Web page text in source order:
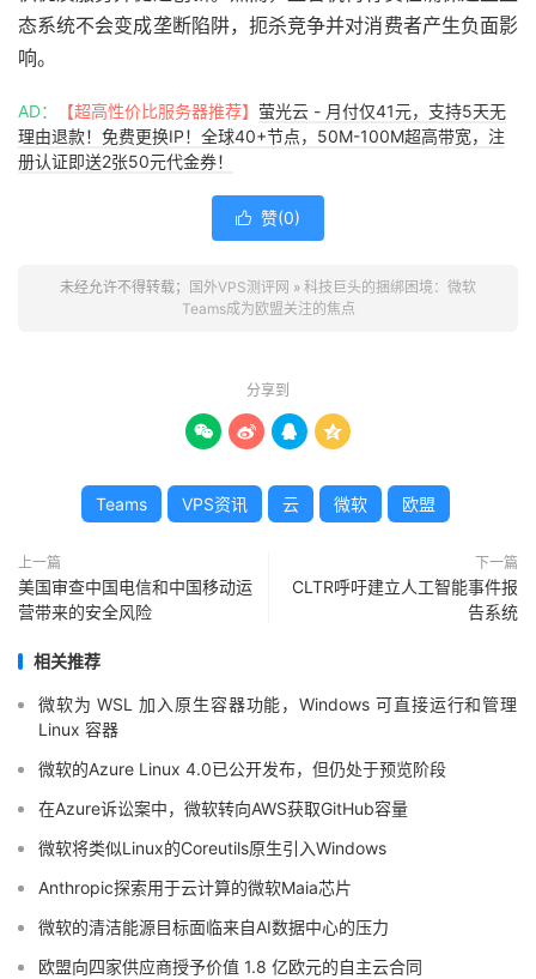
态系统不会变成垄断陷阱，扼杀竞争并对消费者产生负面影
响。
AD： 【超高性价比服务器推荐】 萤光云 - 月付仅41元，支持5天无
理由退款！免费更换IP！全球40+节点，50M-100M超高带宽，注
册认证即送2张50元代金券！
 赞(0)
未经允许不得转载； 国外VPS测评网 » 科技巨头的捆绑困境：微软
Teams成为欧盟关注的焦点
分享到
   
Teams VPS资讯 云 微软 欧盟
上一篇
美国审查中国电信和中国移动运
营带来的安全风险
下一篇
CLTR呼吁建立人工智能事件报
告系统
相关推荐
微软为 WSL 加入原生容器功能，Windows 可直接运行和管理
Linux 容器
微软的Azure Linux 4.0已公开发布，但仍处于预览阶段
在Azure诉讼案中，微软转向AWS获取GitHub容量
微软将类似Linux的Coreutils原生引入Windows
Anthropic探索用于云计算的微软Maia芯片
微软的清洁能源目标面临来自AI数据中心的压力
欧盟向四家供应商授予价值 1.8 亿欧元的自主云合同